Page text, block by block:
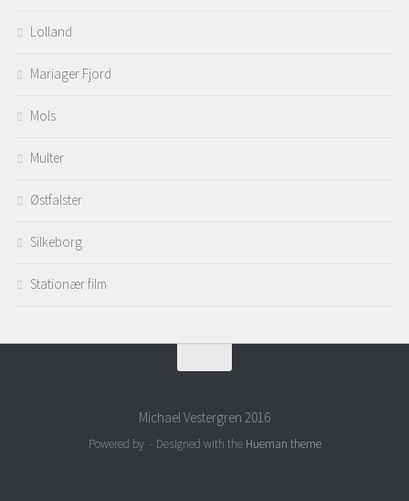
Lolland
Mariager Fjord
Mols
Multer
Østfalster
Silkeborg
Stationær film
Michael Vestergren 2016
Powered by - Designed with the Hueman theme